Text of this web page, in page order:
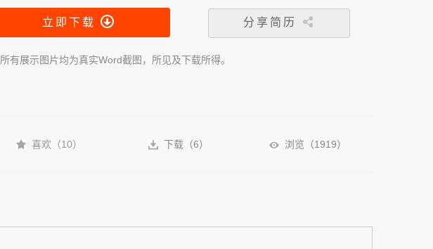
立即下载 分享简历
所有展示图片均为真实Word截图，所见及下载所得。
喜欢（10） 下载（6） 浏览（1919）